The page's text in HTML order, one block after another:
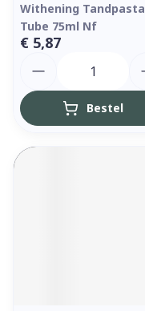
Withening Tandpasta
Tube 75ml Nf
€ 5,87
Bestel